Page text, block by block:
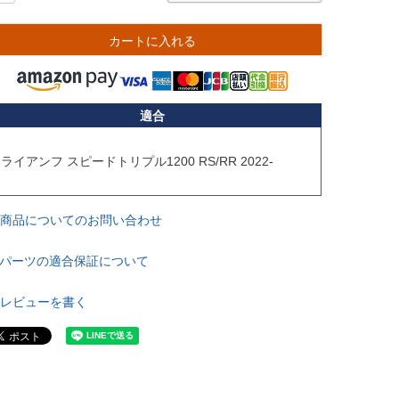
カートに入れる
適合
イアンフ スピードトリプル1200 RS/RR 2022-
商品についてのお問い合わせ
パーツの適合保証について
レビューを書く